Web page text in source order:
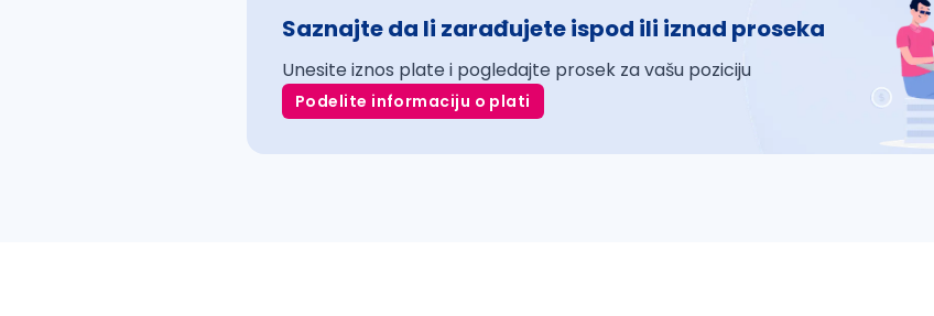
Saznajte da li zarađujete ispod ili iznad proseka
Unesite iznos plate i pogledajte prosek za vašu poziciju
Podelite informaciju o plati